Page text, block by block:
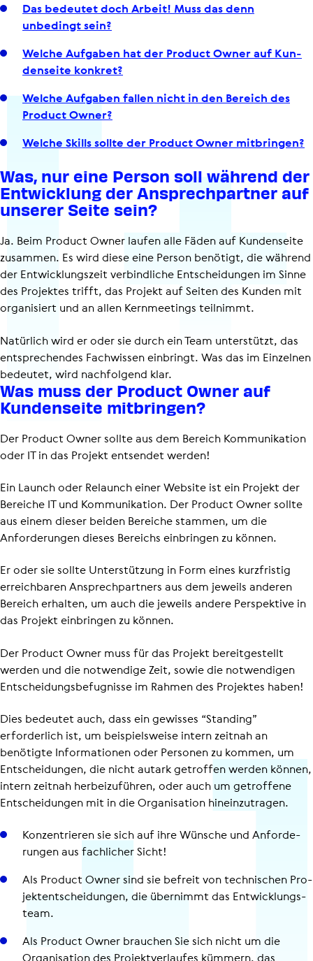
Das bedeutet doch Arbeit! Muss das denn
unbedingt sein?
Welche Aufgaben hat der Product Owner auf Kun­
den­seite konkret?
Welche Aufgaben fallen nicht in den Bereich des
Product Owner?
Welche Skills sollte der Product Owner mit­brin­gen?
Was, nur eine Person soll während der
Entwick­lung der Ansprech­partner auf
unserer Seite sein?
Ja. Beim Product Owner laufen alle Fäden auf Kundenseite
zusammen. Es wird diese eine Person benötigt, die während
der Entwick­lungs­zeit verbindliche Entscheidungen im Sinne
des Projektes trifft, das Projekt auf Seiten des Kunden mit
organisiert und an allen Kernmeetings teilnimmt.
Natürlich wird er oder sie durch ein Team unterstützt, das
entsprechendes Fachwissen einbringt. Was das im Einzelnen
bedeutet, wird nachfolgend klar.
Was muss der Product Owner auf
Kunden­seite mitbringen?
Der Product Owner sollte aus dem Bereich Kommunikation
oder IT in das Projekt entsendet werden!
Ein Launch oder Relaunch einer Website ist ein Projekt der
Bereiche IT und Kommunikation. Der Product Owner sollte
aus einem dieser beiden Bereiche stammen, um die
Anforderungen dieses Bereichs einbringen zu können.
Er oder sie sollte Unterstützung in Form eines kurzfristig
erreichbaren Ansprech­part­ners aus dem jeweils anderen
Bereich erhalten, um auch die jeweils andere Perspektive in
das Projekt einbringen zu können.
Der Product Owner muss für das Projekt bereitgestellt
werden und die notwendige Zeit, sowie die notwendigen
Entschei­dungs­be­fug­nisse im Rahmen des Projektes haben!
Dies bedeutet auch, dass ein gewisses “Standing”
erforderlich ist, um beispielsweise intern zeitnah an
benötigte Informationen oder Personen zu kommen, um
Entscheidungen, die nicht autark getroffen werden können,
intern zeitnah herbeizuführen, oder auch um getroffene
Entscheidungen mit in die Organisation hineinzutragen.
Kon­zen­trie­ren sie sich auf ihre Wünsche und Anfor­de­
run­gen aus fach­li­cher Sicht!
Als Product Owner sind sie befreit von tech­ni­schen Pro­
jekt­ent­schei­dun­gen, die übernimmt das Ent­wick­lungs­
team.
Als Product Owner brauchen Sie sich nicht um die
Orga­ni­sa­tion des Pro­jekt­ver­lau­fes kümmern, das